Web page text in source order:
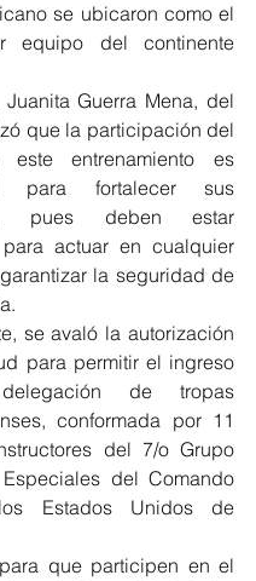
se ubicaron como el
equipo del continente
Guerra Mena, del
que la participación del
este entrenamiento es
para fortalecer sus
pues deben estar
actuar en cualquier
la seguridad de
se avaló la autorización
para permitir el ingreso
de tropas
conformada por 11
del 7/o Grupo
del Comando
Estados Unidos de
que participen en el